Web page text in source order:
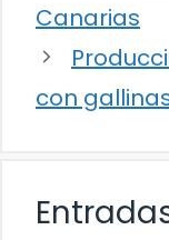
Canarias
con